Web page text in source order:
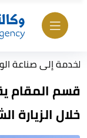
صناعة الوعي
قسم المقام
خلال الزيارة